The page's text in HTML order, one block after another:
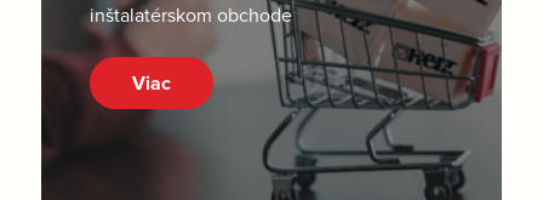
inštalatérskom obchode
Viac